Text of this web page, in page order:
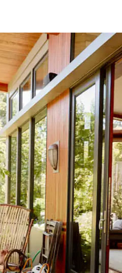
ou en appuyant et en faisant